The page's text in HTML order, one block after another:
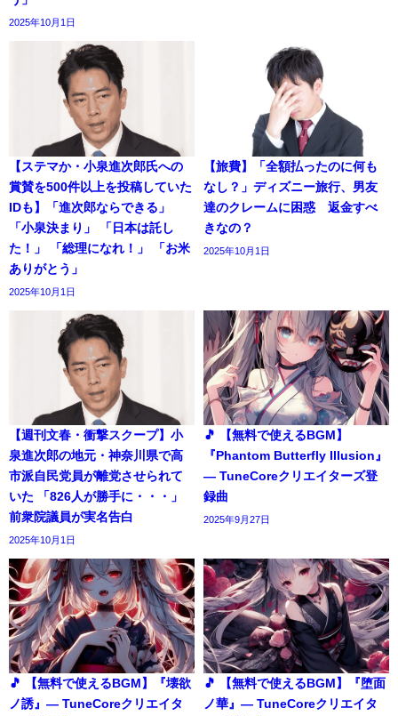
2025年10月1日
【ステマか・小泉進次郎氏への
賞賛を500件以上を投稿していた
IDも】「進次郎ならできる」
「小泉決まり」 「日本は託し
た！」 「総理になれ！」 「お米
ありがとう」
2025年10月1日
【旅費】「全額払ったのに何も
なし？」ディズニー旅行、男友
達のクレームに困惑 返金すべ
きなの？
2025年10月1日
【週刊文春・衝撃スクープ】小
泉進次郎の地元・神奈川県で高
市派自民党員が離党させられて
いた 「826人が勝手に・・・」
前衆院議員が実名告白
2025年10月1日
🎵 【無料で使えるBGM】
『Phantom Butterfly Illusion』
― TuneCoreクリエイターズ登
録曲
2025年9月27日
🎵 【無料で使えるBGM】『壊欲
ノ誘』― TuneCoreクリエイタ
🎵 【無料で使えるBGM】『堕面
ノ華』― TuneCoreクリエイタ